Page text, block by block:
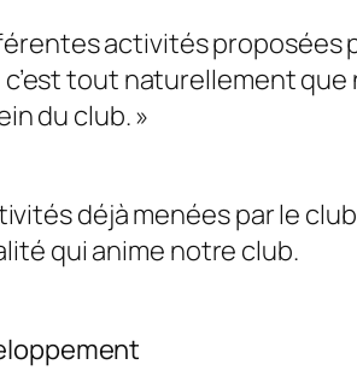
activités proposées
tout naturellement
du club. »
déjà menées par le
qui anime notre club.